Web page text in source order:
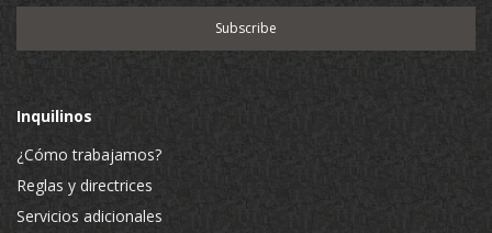
Inquilinos
¿Cómo trabajamos?
Reglas y directrices
Servicios adicionales